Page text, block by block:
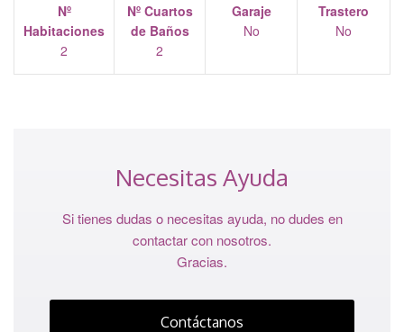
Nº
Habitaciones
2
Nº Cuartos
de Baños
2
Garaje
No
Trastero
No
Necesitas Ayuda
Si tienes dudas o necesitas ayuda, no dudes en
contactar con nosotros.
Gracias.
Contáctanos